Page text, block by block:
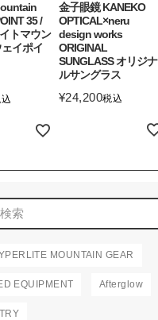
MOUNTAIN GEAR
EQUIPMENT Afterglow
35 /
トマウン
イポイ
金子眼鏡 KANEKO
OPTICAL×neru
design works
ORIGINAL
SUNGLASS オリジナ
ルサングラス
¥24,200税込